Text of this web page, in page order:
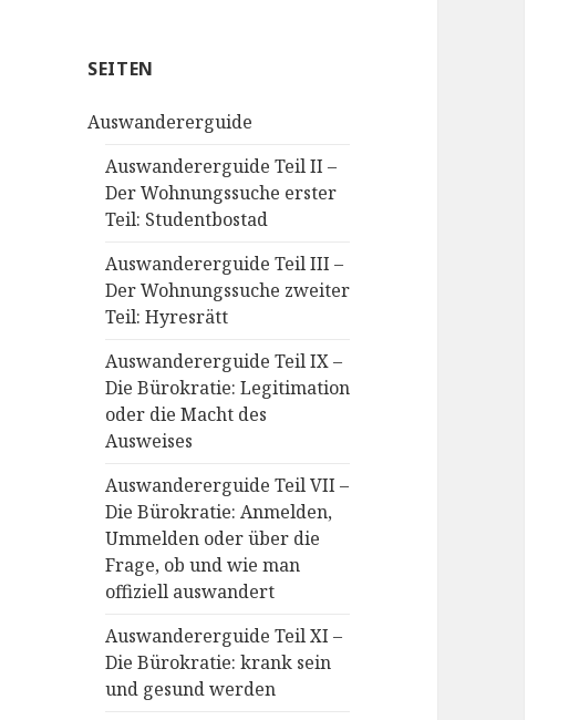
SEITEN
Auswandererguide
Auswandererguide Teil II –
Der Wohnungssuche erster
Teil: Studentbostad
Auswandererguide Teil III –
Der Wohnungssuche zweiter
Teil: Hyresrätt
Auswandererguide Teil IX –
Die Bürokratie: Legitimation
oder die Macht des
Ausweises
Auswandererguide Teil VII –
Die Bürokratie: Anmelden,
Ummelden oder über die
Frage, ob und wie man
offiziell auswandert
Auswandererguide Teil XI –
Die Bürokratie: krank sein
und gesund werden